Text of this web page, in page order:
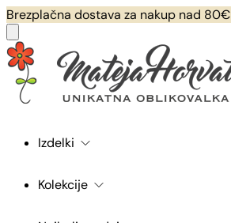
Brezplačna dostava za nakup nad 80€
Izdelki
Kolekcije